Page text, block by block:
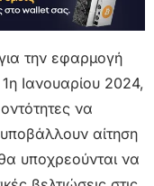
την εφαρμογή
Ιανουαρίου 2024,
να
αίτηση
υποχρεούνται να